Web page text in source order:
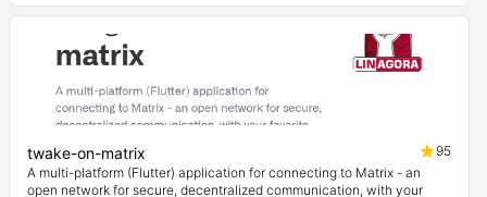
twake-on-matrix
95
A multi-platform (Flutter) application for connecting to Matrix - an
open network for secure, decentralized communication, with your